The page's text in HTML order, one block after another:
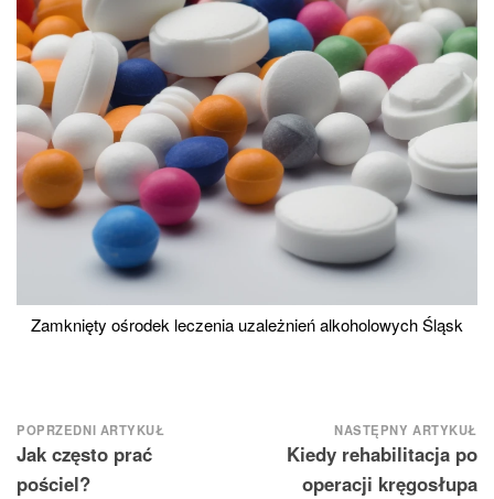
Zamknięty ośrodek leczenia uzależnień alkoholowych Śląsk
Nawigacja
wpisu
POPRZEDNI ARTYKUŁ
Jak często prać
pościel?
NASTĘPNY ARTYKUŁ
Kiedy rehabilitacja po
operacji kręgosłupa